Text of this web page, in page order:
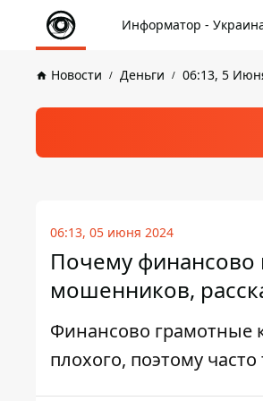
Информатор -
Новости Деньги 06:13, 5
06:13, 05 июня 2024
Почему финансово
мошенников,
Финансово грамотные
плохого, поэтому